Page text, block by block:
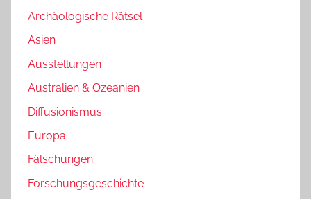
Archäologische Rätsel
Asien
Ausstellungen
Australien & Ozeanien
Diffusionismus
Europa
Fälschungen
Forschungsgeschichte